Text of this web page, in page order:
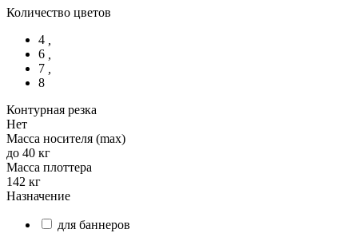
Количество цветов
4
6
7
8
Контурная резка
Нет
Масса носителя (max)
до 40 кг
Масса плоттера
142 кг
Назначение
для баннеров